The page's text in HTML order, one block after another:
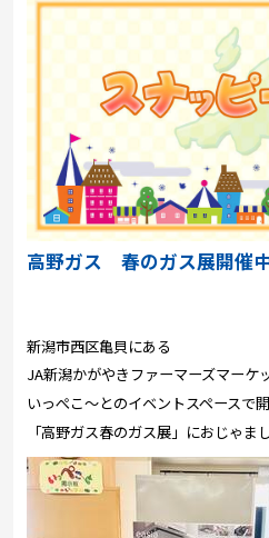
アナウンサー
イベント
ニュース
天気
プレゼント
キッズ
Well-being 防
ショッピング
会社概要・ビジョン
お問い合わせ
高野ガス 春のガス展開
新潟市西区亀貝にある
JA新潟かがやきファーマーズマーケ
いっぺこ～とのイベントスペースで
「高野ガス春のガス展」におじゃま